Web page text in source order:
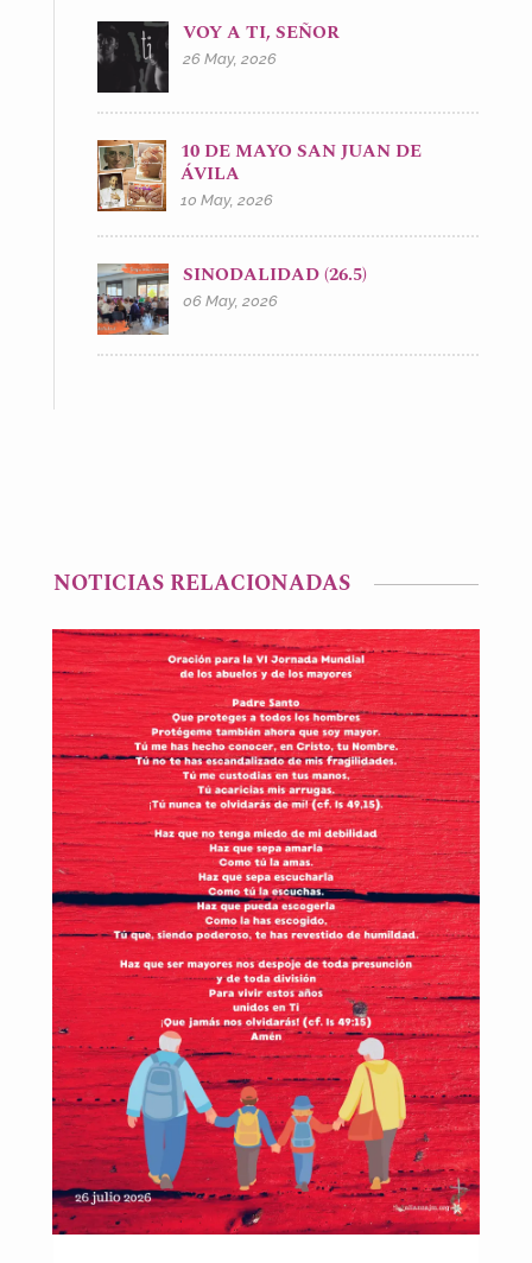
VOY A TI, SEÑOR
26 May, 2026
10 DE MAYO SAN JUAN DE
ÁVILA
10 May, 2026
SINODALIDAD (26.5)
06 May, 2026
NOTICIAS RELACIONADAS